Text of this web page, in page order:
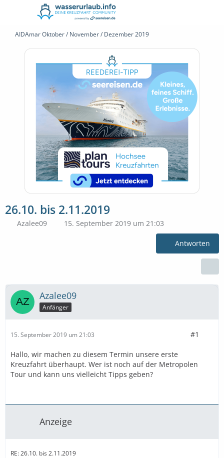
AIDAmar Oktober / November / Dezember 2019
26.10. bis 2.11.2019
Azalee09 15. September 2019 um 21:03
Antworten
Azalee09
Anfänger
15. September 2019 um 21:03 #1
Hallo, wir machen zu diesem Termin unsere erste
Kreuzfahrt überhaupt. Wer ist noch auf der Metropolen
Tour und kann uns vielleicht Tipps geben?
Anzeige
RE: 26.10. bis 2.11.2019